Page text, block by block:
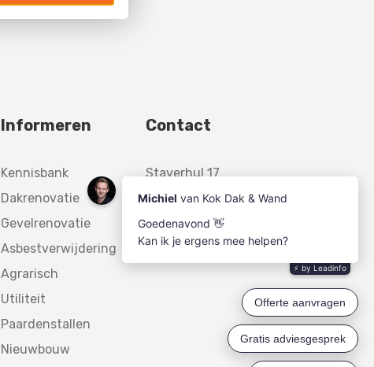
Informeren
Kennisbank
Dakrenovatie
Gevelrenovatie
Asbestverwijdering
Agrarisch
Utiliteit
Paardenstallen
Nieuwbouw
Contact
Staverhul 17
3888 MR,
Uddel